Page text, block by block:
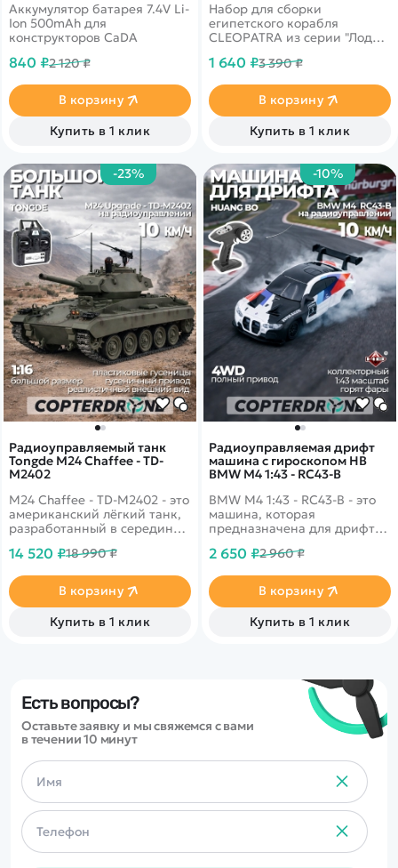
Аккумулятор батарея 7.4V Li-
Ion 500mAh для
конструкторов CaDA
840 ₽2 120 ₽
В корзину
Купить в 1 клик
Набор для сборки
египетского корабля
CLEOPATRA из серии "Лодки
1 640 ₽3 390 ₽
В корзину
Купить в 1 клик
-23%
Радиоуправляемый танк
Tongde M24 Chaffee - TD-
M2402
M24 Chaffee - TD-M2402 - это
американский лёгкий танк,
разработанный в середине
Cadillac. Опыт боевого
лёгких танков М3 и М5
показал, что эпоха лёгких
танков с угловатыми
корпусами и вертикальной
над совершенно новой
машиной. Техническое
задание, помимо усиленного
вооружения,
максимальную массу не
более 18 коротких тонн, а
также использование
корпуса и башни
рациональной формы.
Первый прототип лёгкого
танка под индексом Т24
14 520 ₽18 990 ₽
В корзину
Купить в 1 клик
-10%
Радиоуправляемая дрифт
машина с гироскопом HB
BMW M4 1:43 - RC43-B
BMW M4 1:43 - RC43-B - это
машина, которая
предназначена для дрифта.
выполненная в масштабе
при помощи пульта ДУ,
работающего на частоте 2,4
ГГц. В наборе также
поставляются комплект
движения у машинки
2 650 ₽2 960 ₽
В корзину
Купить в 1 клик
Есть вопросы?
Оставьте заявку и мы свяжемся с вами
в течении 10 минут